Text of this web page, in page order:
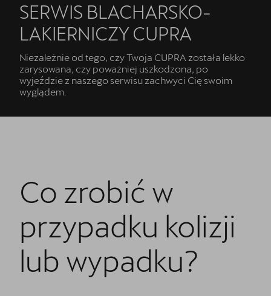
5 lat gwarancji
Kontakt
SERWIS BLACHARSKO-
LAKIERNICZY CUPRA
Niezależnie od tego, czy Twoja CUPRA została lekko
zarysowana, czy poważniej uszkodzona, po
wyjeździe z naszego serwisu zachwyci Cię swoim
wyglądem.
Co zrobić w
przypadku kolizji
lub wypadku?